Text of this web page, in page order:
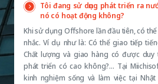
Tôi đang sử dụng phát triển ra
nó có hoạt động không?
Khi sử dụng Offshore lần đầu tiên, có
nhắc. Ví dụ như là: Có thể giao tiếp
Chất lượng và giao hàng có được duy
phát triển có cao không?… Tại
kinh nghiệm sống và làm việc tại